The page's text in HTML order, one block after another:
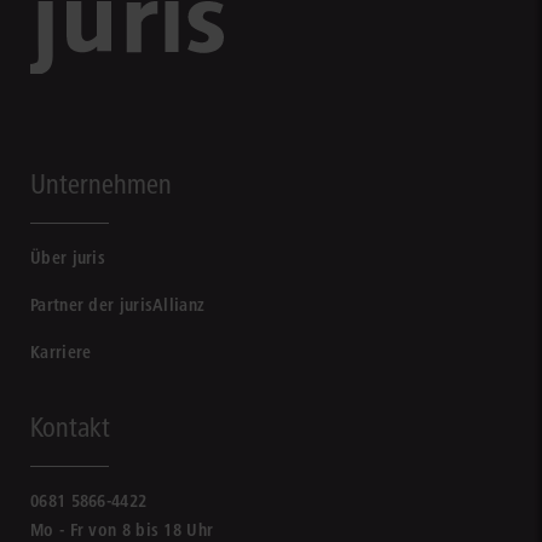
Unternehmen
Über juris
Partner der jurisAllianz
Karriere
Kontakt
0681 5866-4422
Mo - Fr von 8 bis 18 Uhr